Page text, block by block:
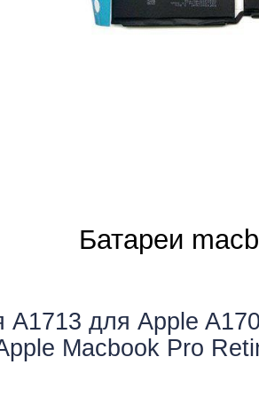
Батареи
A1713 для Apple
Macbook Pro